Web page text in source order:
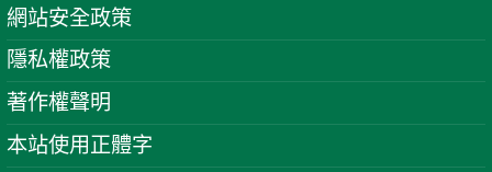
網站安全政策
隱私權政策
著作權聲明
本站使用正體字